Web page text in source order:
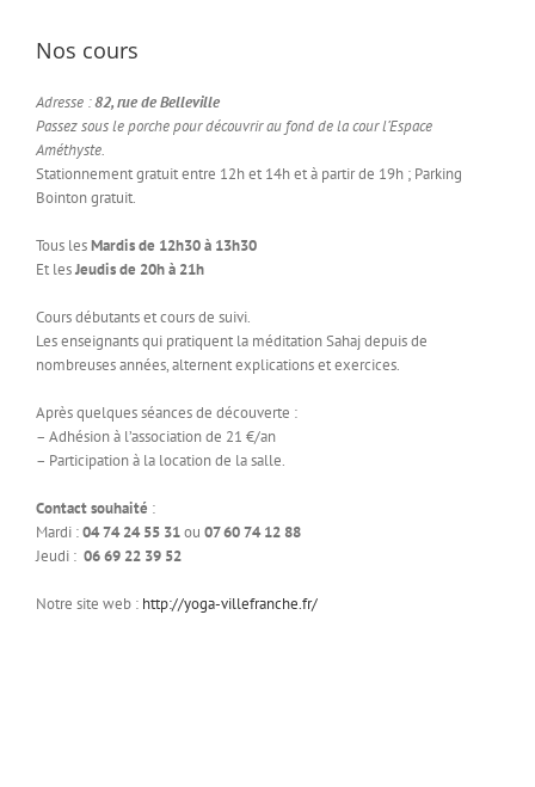
Nos cours
Adresse :82, rue de Belleville
Passez sous le porche pour découvrir au fond de la cour l’Espace
Améthyste.
Stationnement gratuit entre 12h et 14h et à partir de 19h ; Parking
Bointon gratuit.
Tous lesMardis de 12h30 à 13h30
Et lesJeudis de 20h à 21h
Cours débutants et cours de suivi.
Les enseignants qui pratiquent la méditation Sahaj depuis de
nombreuses années, alternent explications et exercices.
Après quelques séances de découverte :
– Adhésion à l’association de 21 €/an
– Participationà la location de la salle.
Contact souhaité :
Mardi :04 74 24 55 31ou 07 60 74 12 88
Jeudi : 06 69 22 39 52
Notre site web : http://yoga-villefranche.fr/